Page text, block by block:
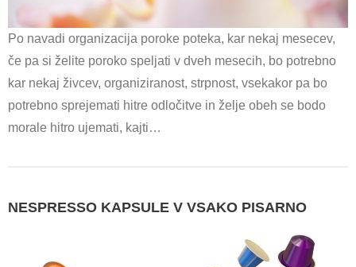
Po navadi organizacija poroke poteka, kar nekaj mesecev,
če pa si želite poroko speljati v dveh mesecih, bo potrebno
kar nekaj živcev, organiziranost, strpnost, vsekakor pa bo
potrebno sprejemati hitre odločitve in želje obeh se bodo
morale hitro ujemati, kajti…
NESPRESSO KAPSULE V VSAKO PISARNO